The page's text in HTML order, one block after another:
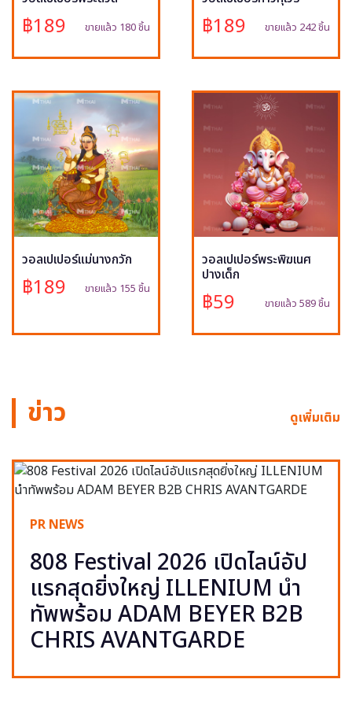
฿189 ขายแล้ว 180 ชิ้น ฿189 ขายแล้ว 242 ชิ้น
วอลเปเปอร์แม่นางกวัก
฿189 ขายแล้ว 155 ชิ้น
วอลเปเปอร์พระพิฆเนศ
ปางเด็ก
฿59 ขายแล้ว 589 ชิ้น
ข่าว ดูเพิ่มเติม
PR NEWS
808 Festival 2026 เปิดไลน์อัป
แรกสุดยิ่งใหญ่ ILLENIUM นำ
ทัพพร้อม ADAM BEYER B2B
CHRIS AVANTGARDE